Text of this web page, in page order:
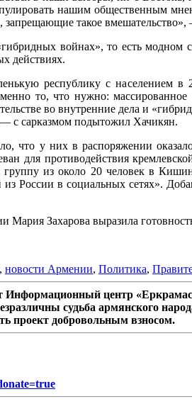
нашим общественным
запрещающие такое
войнах», то есть
действиях.
республику с
то, что нужно:
во внутренние дела и
— с сарказмом подытожил Хачикян.
что у них в распоряжении
для противодействия
из около 20 человек в
из России в социальных сетях».
Захарова выразила
, новости Армении, Политика,
Информационный центр
судьба армянского
проект добровольным взносом.